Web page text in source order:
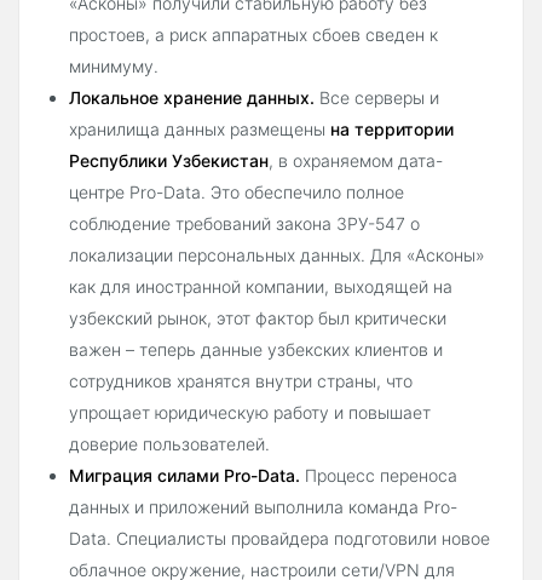
простоев, а риск аппаратных сбоев сведен к
минимуму.
Локальное хранение данных. Все серверы и
хранилища данных размещены на территории
Республики Узбекистан, в охраняемом дата-
центре Pro-Data. Это обеспечило полное
соблюдение требований закона ЗРУ-547 о
локализации персональных данных. Для «Асконы»
как для иностранной компании, выходящей на
узбекский рынок, этот фактор был критически
важен – теперь данные узбекских клиентов и
сотрудников хранятся внутри страны, что
упрощает юридическую работу и повышает
доверие пользователей.
Миграция силами Pro-Data. Процесс переноса
данных и приложений выполнила команда Pro-
Data. Специалисты провайдера подготовили новое
облачное окружение, настроили сети/VPN для